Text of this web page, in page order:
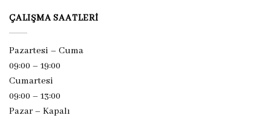
ÇALIŞMA SAATLERI
Pazartesi – Cuma
09:00 – 19:00
Cumartesi
09:00 – 13:00
Pazar – Kapalı